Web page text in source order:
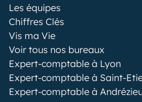
Les équipes
Chiffres Clés
Vis ma Vie
Voir tous nos bureaux
Expert-comptable à Lyon
Expert-comptable à Saint-
Expert-comptable à